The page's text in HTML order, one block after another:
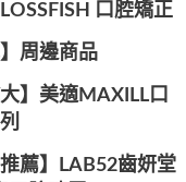
口腔矯正
周邊商品
】美適MAXILL口
薦】LAB52齒妍堂